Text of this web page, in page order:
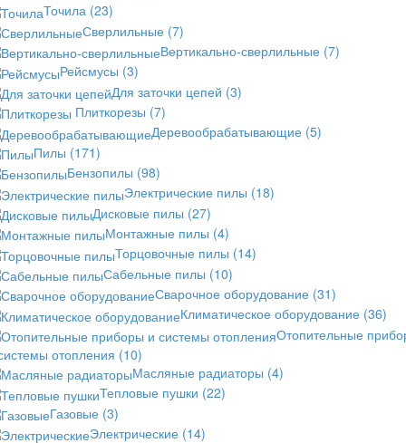
Точила (23)
Сверлильные (7)
Вертикально-сверлильные (7)
Рейсмусы (3)
Для заточки цепей (3)
Плиткорезы (7)
Деревообрабатывающие (5)
Пилы (171)
Бензопилы (98)
Электрические пилы (18)
Дисковые пилы (27)
Монтажные пилы (4)
Торцовочные пилы (14)
Сабельные пилы (10)
Сварочное оборудование (31)
Климатическое оборудование (36)
Отопительные
отопления (10)
Масляные радиаторы (4)
Тепловые пушки (22)
Газовые (3)
Электрические (14)